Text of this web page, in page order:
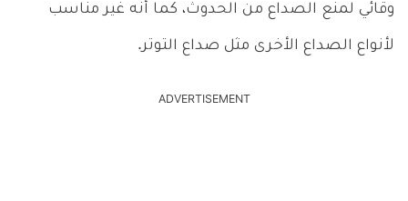
وقائي لمنع الصداع من الحدوث، كما أنه غير مناسب
لأنواع الصداع الأخرى مثل صداع التوتر.
ADVERTISEMENT